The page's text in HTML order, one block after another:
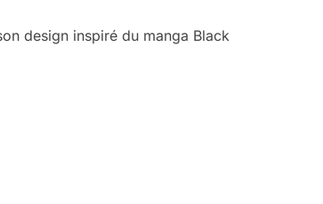
design inspiré du manga Black